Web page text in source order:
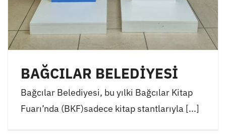
BAĞCILAR BELEDİYESİ
Bağcılar Belediyesi, bu yılki Bağcılar Kitap
Fuarı’nda (BKF)sadece kitap stantlarıyla [...]